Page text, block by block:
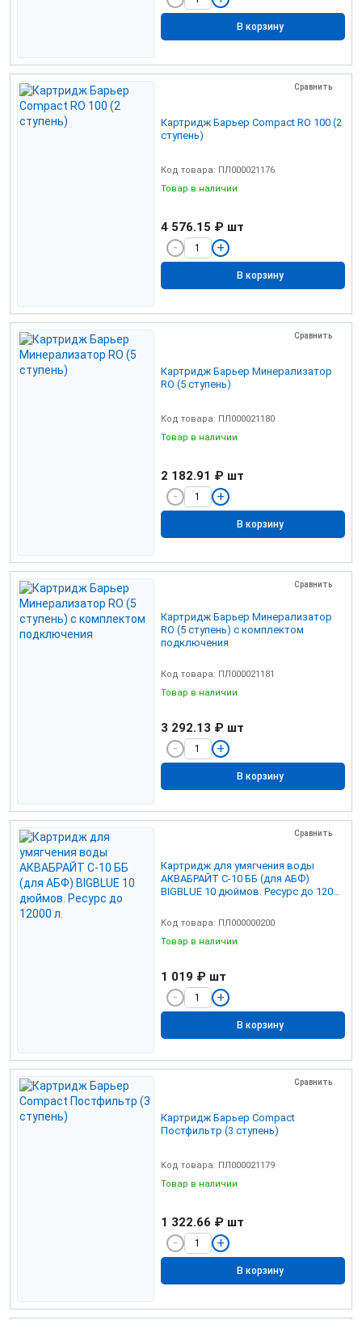
В корзину
Сравнить
Картридж Барьер Compact RO 100 (2
ступень)
Код товара: ПЛ000021176
Товар в наличии
4 576.15 ₽ шт
В корзину
Сравнить
Картридж Барьер Минерализатор
RO (5 ступень)
Код товара: ПЛ000021180
Товар в наличии
2 182.91 ₽ шт
В корзину
Сравнить
Картридж Барьер Минерализатор
RO (5 ступень) с комплектом
подключения
Код товара: ПЛ000021181
Товар в наличии
3 292.13 ₽ шт
В корзину
Сравнить
Картридж для умягчения воды
АКВАБРАЙТ С-10 ББ (для АБФ)
BIGBLUE 10 дюймов. Ресурс до 12000
Код товара: ПЛ000000200
Товар в наличии
1 019 ₽ шт
В корзину
Сравнить
Картридж Барьер Compact
Постфильтр (3 ступень)
Код товара: ПЛ000021179
Товар в наличии
1 322.66 ₽ шт
В корзину